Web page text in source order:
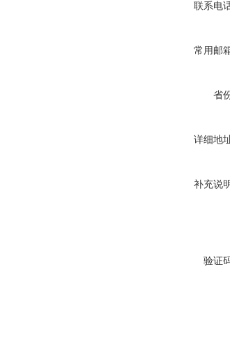
联系电
常用邮
省
详细地
补充说
验证